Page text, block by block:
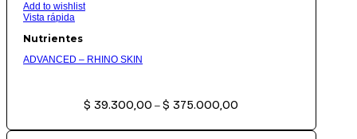
Add to wishlist
Vista rápida
Nutrientes
ADVANCED – RHINO SKIN
$ 39.300,00 – $ 375.000,00